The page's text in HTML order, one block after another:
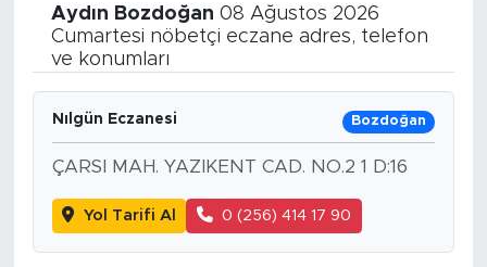
Aydın Bozdoğan 08 Ağustos 2026
Cumartesi nöbetçi eczane adres, telefon
ve konumları
Nılgün Eczanesi Bozdoğan
ÇARSI MAH. YAZIKENT CAD. NO.2 1 D:16
Yol Tarifi Al 0 (256) 414 17 90